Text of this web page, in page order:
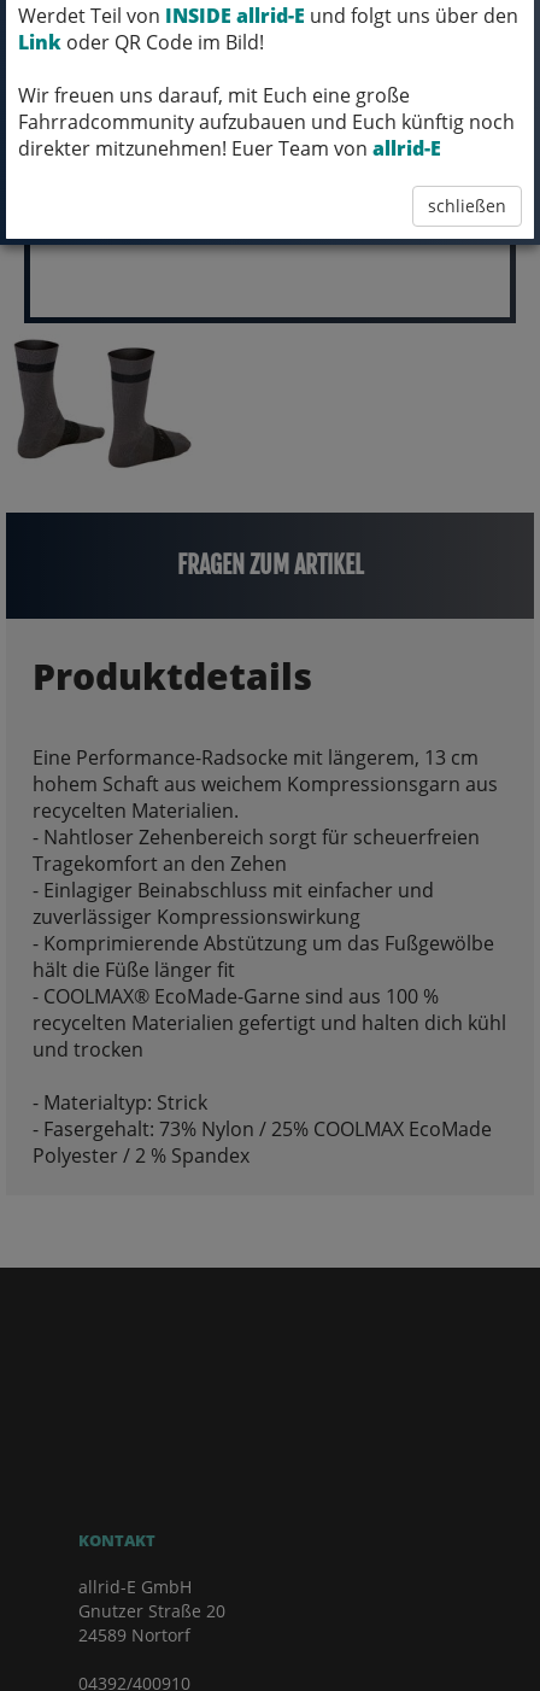
Werdet Teil von INSIDE allrid-E und folgt uns über den
Link oder QR Code im Bild!
Wir freuen uns darauf, mit Euch eine große
Fahrradcommunity aufzubauen und Euch künftig noch
direkter mitzunehmen! Euer Team von allrid-E
schließen
MICH KANNST DU BESTELLEN - MIT
ABHOLUNG IN NORTORF!
pro Stück (inkl. MwSt.)
16,99 EUR
FRAGEN ZUM ARTIKEL
Produktdetails
Eine Performance-Radsocke mit längerem, 13 cm
hohem Schaft aus weichem Kompressionsgarn aus
recycelten Materialien.
- Nahtloser Zehenbereich sorgt für scheuerfreien
Tragekomfort an den Zehen
- Einlagiger Beinabschluss mit einfacher und
zuverlässiger Kompressionswirkung
- Komprimierende Abstützung um das Fußgewölbe
hält die Füße länger fit
- COOLMAX® EcoMade-Garne sind aus 100 %
recycelten Materialien gefertigt und halten dich kühl
und trocken
- Materialtyp: Strick
- Fasergehalt: 73% Nylon / 25% COOLMAX EcoMade
Polyester / 2 % Spandex
KONTAKT
allrid-E GmbH
Gnutzer Straße 20
24589 Nortorf
04392/400910